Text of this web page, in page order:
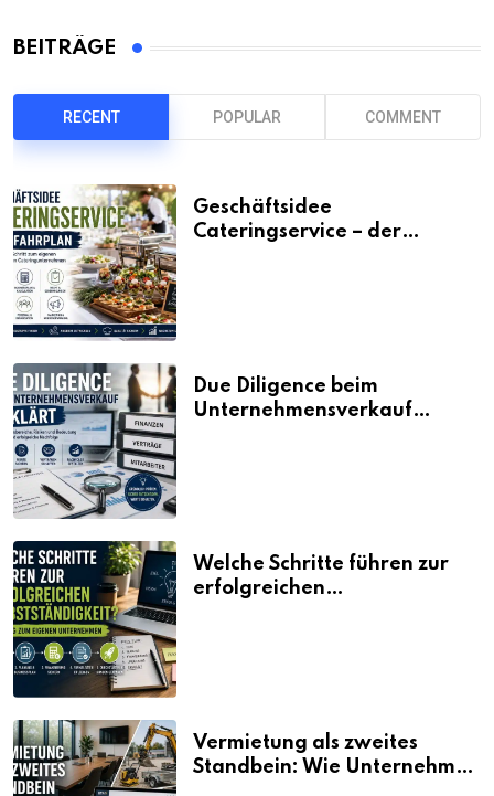
BEITRÄGE
RECENT POPULAR COMMENT
Geschäftsidee
Cateringservice – der
Due Diligence beim
Unternehmensverkauf
Welche Schritte führen zur
erfolgreichen
Vermietung als zweites
Standbein: Wie Unternehmen